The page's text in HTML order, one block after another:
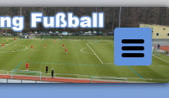
Fussball